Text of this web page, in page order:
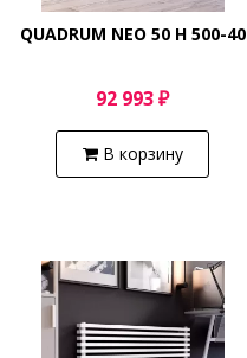
QUADRUM NEO 50 H 500-40
92 993 ₽
В корзину